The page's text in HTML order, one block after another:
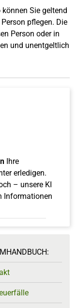
Sie geltend
pflegen. Die
Person oder in
und unentgeltlich
Ihre
erledigen.
– unsere KI
Informationen